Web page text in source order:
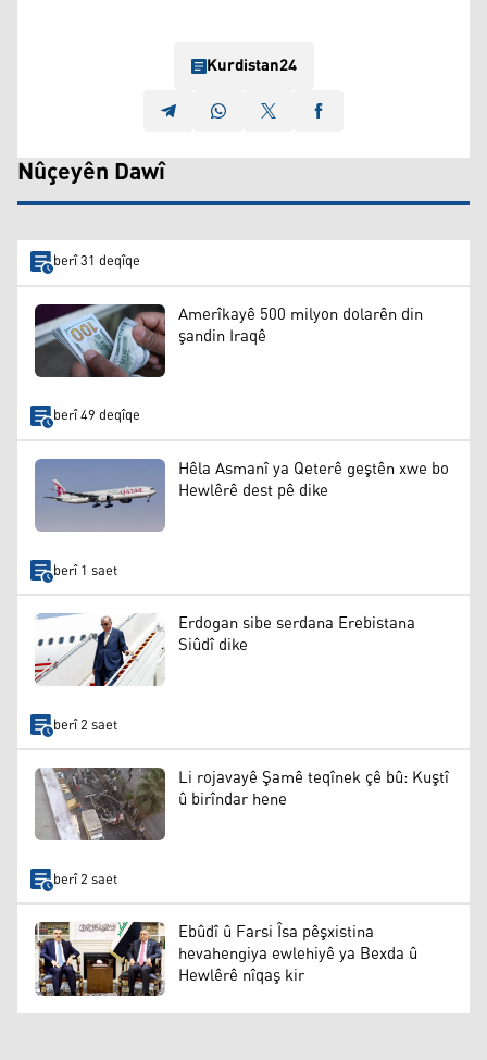
Kurdistan24
Nûçeyên Dawî
berî 31 deqîqe
Amerîkayê 500 milyon dolarên din
şandin Iraqê
berî 49 deqîqe
Hêla Asmanî ya Qeterê geştên xwe bo
Hewlêrê dest pê dike
berî 1 saet
Erdogan sibe serdana Erebistana
Siûdî dike
berî 2 saet
Li rojavayê Şamê teqînek çê bû: Kuştî
û birîndar hene
berî 2 saet
Ebûdî û Farsi Îsa pêşxistina
hevahengiya ewlehiyê ya Bexda û
Hewlêrê nîqaş kir